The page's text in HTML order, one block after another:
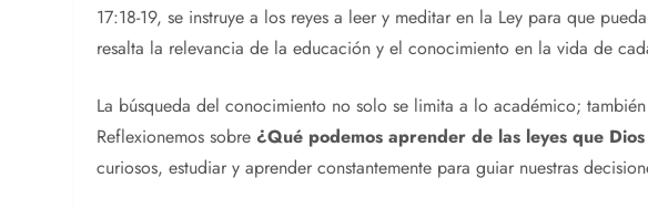
17:18-19, se instruye a los reyes a leer y meditar en la Ley para que
resalta la relevancia de la educación y el conocimiento en la vida de
La búsqueda del conocimiento no solo se limita a lo académico;
Reflexionemos sobre ¿Qué podemos aprender de las leyes que
curiosos, estudiar y aprender constantemente para guiar nuestras